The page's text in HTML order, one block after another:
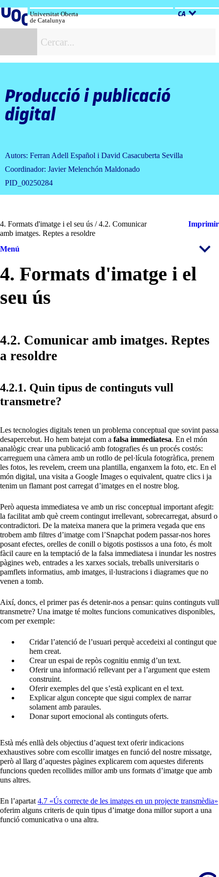
al
contingut
Universitat Oberta
de Catalunya
CA
Producció i publicació
digital
Autors: Ferran Adell Español i David Casacuberta Sevilla
Coordinador: Javier Melenchón Maldonado
PID_00250284
4. Formats d'imatge i el seu ús / 4.2. Comunicar
amb imatges. Reptes a resoldre
Imprimir
Menú
4. Formats d'imatge i el
seu ús
4.2. Comunicar amb imatges. Reptes
a resoldre
4.2.1. Quin tipus de continguts vull
transmetre?
Les tecnologies digitals tenen un problema conceptual que sovint passa
desapercebut. Ho hem batejat com a falsa immediatesa. En el món
analògic crear una publicació amb fotografies és un procés costós:
carreguem una càmera amb un rotllo de pel·lícula fotogràfica, prenem
les fotos, les revelem, creem una plantilla, enganxem la foto, etc. En el
món digital, una visita a Google Images o equivalent, quatre clics i ja
tenim un flamant post carregat d’imatges en el nostre blog.
Però aquesta immediatesa ve amb un risc conceptual important afegit:
la facilitat amb què creem contingut irrellevant, sobrecarregat, absurd o
contradictori. De la mateixa manera que la primera vegada que ens
trobem amb filtres d’imatge com l’Snapchat podem passar-nos hores
posant efectes, orelles de conill o bigotis postissos a una foto, és molt
fàcil caure en la temptació de la falsa immediatesa i inundar les nostres
pàgines web, entrades a les xarxes socials, treballs universitaris o
pamflets informatius, amb imatges, il·lustracions i diagrames que no
venen a tomb.
Així, doncs, el primer pas és detenir-nos a pensar: quins continguts vull
transmetre? Una imatge té moltes funcions comunicatives disponibles,
com per exemple:
Cridar l’atenció de l’usuari perquè accedeixi al contingut que
hem creat.
Crear un espai de repòs cognitiu enmig d’un text.
Oferir una informació rellevant per a l’argument que estem
construint.
Oferir exemples del que s’està explicant en el text.
Explicar algun concepte que sigui complex de narrar
solament amb paraules.
Donar suport emocional als continguts oferts.
Està més enllà dels objectius d’aquest text oferir indicacions
exhaustives sobre com escollir imatges en funció del nostre missatge,
però al llarg d’aquestes pàgines explicarem com aquestes diferents
funcions queden recollides millor amb uns formats d’imatge que amb
uns altres.
En l’apartat 4.7 «Ús correcte de les imatges en un projecte transmèdia»
oferim alguns criteris de quin tipus d’imatge dona millor suport a una
funció comunicativa o una altra.